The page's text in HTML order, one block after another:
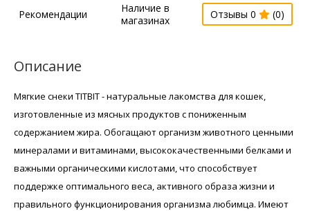
Рекомендации
Наличие в
магазинах
Отзывы 0 (0)
Описание
Мягкие снеки TITBIT - натуральные лакомства для кошек,
изготовленные из мясных продуктов с пониженным
содержанием жира. Обогащают организм животного ценными
минералами и витаминами, высококачественными белками и
важными органическими кислотами, что способствует
поддержке оптимального веса, активного образа жизни и
правильного функционирования организма любимца. Имеют